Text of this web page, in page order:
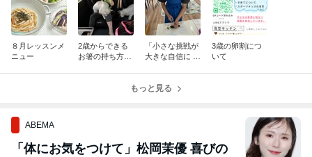
８月レッスンメ
ニュー
2歳からできる
お箸の持ち方修
「小さな挑戦が
大きな自信に ～
3歳の卵割につ
いて
もっと見る
ABEMA
「体にお気をつけて」松岡茉優 喜びの